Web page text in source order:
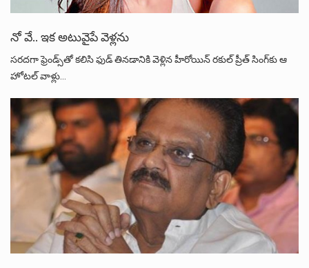
నో వే.. ఇక అటువైపే వెళ్లను
సరదగా ఫ్రెండ్స్‌తో కలిసి ఫుడ్‌ తినడానికి వెళ్లిన హీరోయిన్‌ రకుల్‌ ప్రీత్ సింగ్‌కు ఆ
హోటల్‌ వాళ్లు…